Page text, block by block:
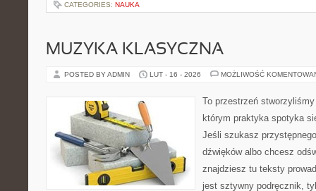
CATEGORIES: NAUKA
MUZYKA KLASYCZNA
POSTED BY ADMIN LUT - 16 - 2026 MOŻLIWOŚĆ
To przestrzeń
którym praktyka spotyka
Jeśli szukasz
dźwięków albo chcesz
znajdziesz tu teksty
jest sztywny podręcznik,